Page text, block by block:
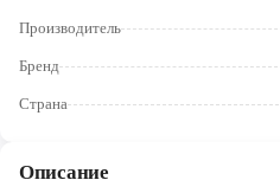
Череповец
Производитель
Бренд
Страна
Описание